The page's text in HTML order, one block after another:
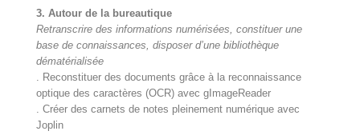
3. Autour de la bureautique
Retranscrire des informations numérisées, constituer une
base de connaissances, disposer d’une bibliothèque
dématérialisée
. Reconstituer des documents grâce à la reconnaissance
optique des caractères (OCR) avec gImageReader
. Créer des carnets de notes pleinement numérique avec
Joplin